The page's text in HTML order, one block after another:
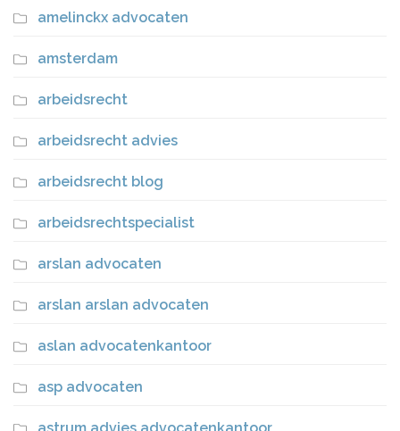
amelinckx advocaten
amsterdam
arbeidsrecht
arbeidsrecht advies
arbeidsrecht blog
arbeidsrechtspecialist
arslan advocaten
arslan arslan advocaten
aslan advocatenkantoor
asp advocaten